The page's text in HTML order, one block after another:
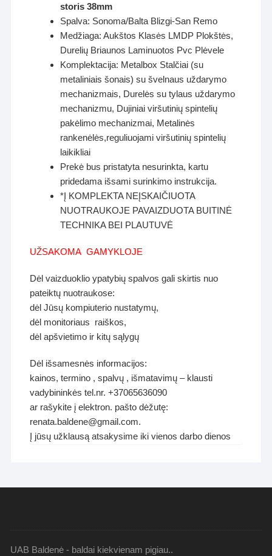
storis 38mm
Spalva: Sonoma/Balta Blizgi-San Remo
Medžiaga: Aukštos Klasės LMDP Plokštės,
Durelių Briaunos Laminuotos Pvc Plėvele
Komplektacija: Metalbox Stalčiai (su
metaliniais šonais) su švelnaus uždarymo
mechanizmais, Durelės su tylaus uždarymo
mechanizmu, Dujiniai viršutinių spintelių
pakėlimo mechanizmai, Metalinės
rankenėlės,reguliuojami viršutinių spintelių
laikikliai
Prekė bus pristatyta nesurinkta, kartu
pridedama išsami surinkimo instrukcija.
*Į KOMPLEKTA NEĮSKAIČIUOTA
NUOTRAUKOJE PAVAIZDUOTA BUITINĖ
TECHNIKA BEI PLAUTUVĖ
UŽSAKOMA GAMYKLOJE
Dėl vaizduoklio ypatybių spalvos gali skirtis nuo
pateiktų nuotraukose:
dėl Jūsų kompiuterio nustatymų,
dėl monitoriaus raiškos,
dėl apšvietimo ir kitų sąlygų
Dėl išsamesnės informacijos:
kainos, termino , spalvų , išmatavimų – klausti
vadybininkės tel.nr. +37065636090
ar rašykite į elektron. pašto dėžutę:
renata.baldene@gmail.com.
Į jūsų užklausą atsakysime iki vienos darbo dienos
UAB Baldenė - baldai kiekvienam pigiau..